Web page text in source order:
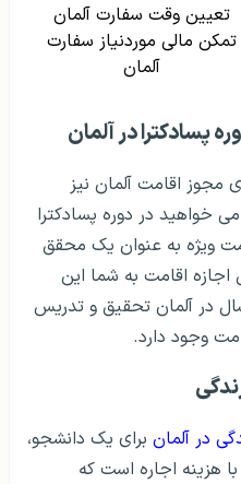
تعیین وقت سفارت آلمان
تمکن مالی موردنیاز سفارت
آلمان
پسادکترا در آلمان
مجوز اقامت آلمان نیز
خواهید در دوره پسادکترا
ویژه به عنوان یک محقق
اجازه اقامت به شما این
در آلمان تحقیق و تدریس
وجود دارد.
در آلمان برای یک دانشجو،
هزینه اجاره است که